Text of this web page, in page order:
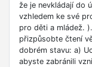
že je nevkládají do
vzhledem ke své
pro děti a mládež.
přizpůsobte čtení
dobrém stavu: a)
abyste zabránili